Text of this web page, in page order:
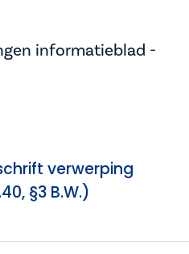
informatieblad -
verwerping
§3 B.W.)